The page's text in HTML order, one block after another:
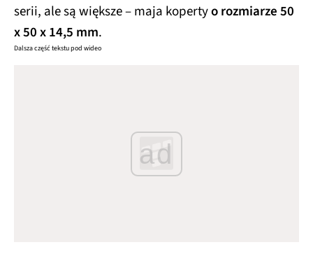
serii, ale są większe – maja kopertyo rozmiarze 50
x 50 x 14,5 mm.
Dalsza część tekstu pod wideo
ad